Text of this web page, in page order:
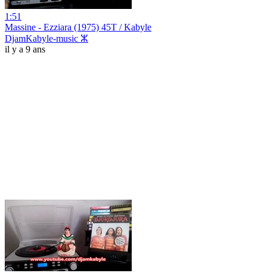
1:51
Massine - Ezziara (1975) 45T / Kabyle
DjamKabyle-music ⵣ
il y a 9 ans